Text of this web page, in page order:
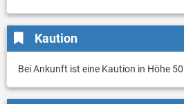
Kaution
Bei Ankunft ist eine Kaution in Höhe